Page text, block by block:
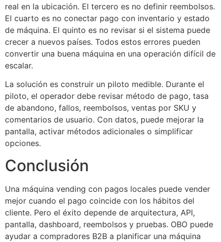
real en la ubicación. El tercero es no definir reembolsos.
El cuarto es no conectar pago con inventario y estado
de máquina. El quinto es no revisar si el sistema puede
crecer a nuevos países. Todos estos errores pueden
convertir una buena máquina en una operación difícil de
escalar.
La solución es construir un piloto medible. Durante el
piloto, el operador debe revisar método de pago, tasa
de abandono, fallos, reembolsos, ventas por SKU y
comentarios de usuario. Con datos, puede mejorar la
pantalla, activar métodos adicionales o simplificar
opciones.
Conclusión
Una máquina vending con pagos locales puede vender
mejor cuando el pago coincide con los hábitos del
cliente. Pero el éxito depende de arquitectura, API,
pantalla, dashboard, reembolsos y pruebas. OBO puede
ayudar a compradores B2B a planificar una máquina